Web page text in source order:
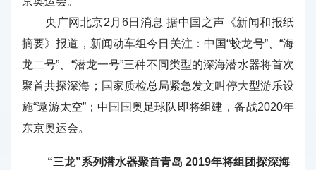
央广网北京2月6日消息 据中国之声《新闻和报纸
摘要》报道，新闻动车组今日关注：中国“蛟龙号”、“海
龙二号”、“潜龙一号”三种不同类型的深海潜水器将首次
聚首共探深海；国家质检总局紧急发文叫停大型游乐设
施“遨游太空”；中国国奥足球队即将组建，备战2020年
东京奥运会。
“三龙”系列潜水器聚首青岛 2019年将组团探深海